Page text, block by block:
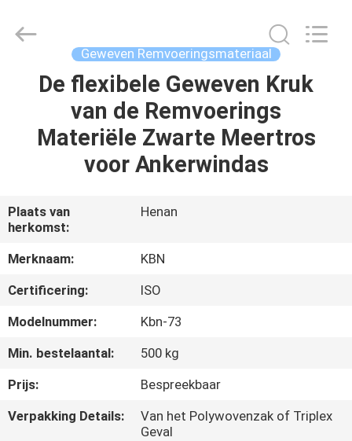
HUIS
PRODUCTEN
ONS
FABRIEKSREIS
KWALITEITSCONTROLE
CONTACTEER
ONS
Geweven Remvoeringsmateriaal
De flexibele Geweven Kruk
van de Remvoerings
Materiële Zwarte Meertros
voor Ankerwindas
Plaats van
herkomst:
Henan
Merknaam:
KBN
Certificering:
ISO
Modelnummer:
Kbn-73
Min. bestelaantal:
500 kg
Prijs:
Bespreekbaar
Verpakking Details:
Van het Polywovenzak of Triplex
Geval